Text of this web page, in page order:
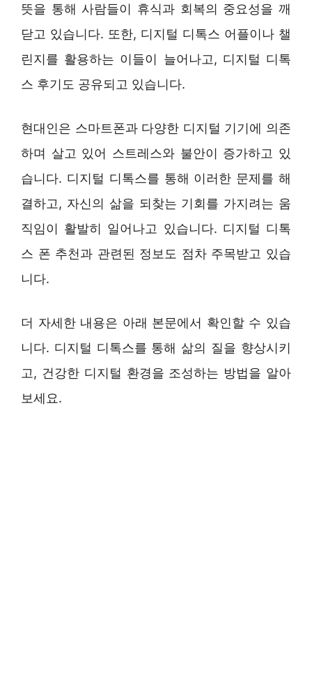
뜻을 통해 사람들이 휴식과 회복의 중요성을 깨
닫고 있습니다. 또한, 디지털 디톡스 어플이나 챌
린지를 활용하는 이들이 늘어나고, 디지털 디톡
스 후기도 공유되고 있습니다.
현대인은 스마트폰과 다양한 디지털 기기에 의존
하며 살고 있어 스트레스와 불안이 증가하고 있
습니다. 디지털 디톡스를 통해 이러한 문제를 해
결하고, 자신의 삶을 되찾는 기회를 가지려는 움
직임이 활발히 일어나고 있습니다. 디지털 디톡
스 폰 추천과 관련된 정보도 점차 주목받고 있습
니다.
더 자세한 내용은 아래 본문에서 확인할 수 있습
니다. 디지털 디톡스를 통해 삶의 질을 향상시키
고, 건강한 디지털 환경을 조성하는 방법을 알아
보세요.